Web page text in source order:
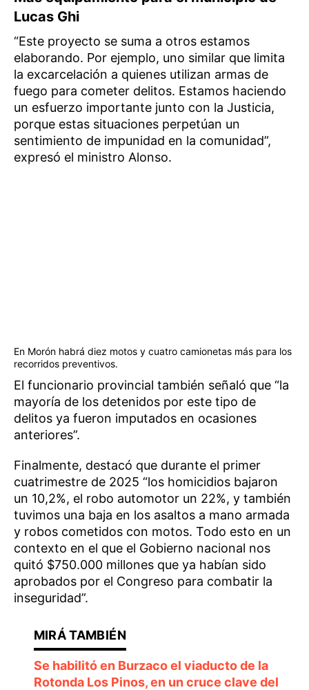
Lucas Ghi
“Este proyecto se suma a otros estamos
elaborando. Por ejemplo, uno similar que limita
la excarcelación a quienes utilizan armas de
fuego para cometer delitos. Estamos haciendo
un esfuerzo importante junto con la Justicia,
porque estas situaciones perpetúan un
sentimiento de impunidad en la comunidad”,
expresó el ministro Alonso.
En Morón habrá diez motos y cuatro camionetas más para los
recorridos preventivos.
El funcionario provincial también señaló que “la
mayoría de los detenidos por este tipo de
delitos ya fueron imputados en ocasiones
anteriores”.
Finalmente, destacó que durante el primer
cuatrimestre de 2025 “los homicidios bajaron
un 10,2%, el robo automotor un 22%, y también
tuvimos una baja en los asaltos a mano armada
y robos cometidos con motos. Todo esto en un
contexto en el que el Gobierno nacional nos
quitó $750.000 millones que ya habían sido
aprobados por el Congreso para combatir la
inseguridad”.
Se habilitó en Burzaco el viaducto de la
Rotonda Los Pinos, en un cruce clave del